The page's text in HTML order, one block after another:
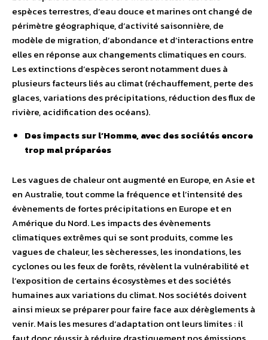
espèces terrestres, d’eau douce et marines ont changé de
périmètre géographique, d’activité saisonnière, de
modèle de migration, d’abondance et d’interactions entre
elles en réponse aux changements climatiques en cours.
Les extinctions d’espèces seront notamment dues à
plusieurs facteurs liés au climat (réchauffement, perte des
glaces, variations des précipitations, réduction des flux de
rivière, acidification des océans).
Des impacts sur l’Homme, avec des sociétés encore
trop mal préparées
Les vagues de chaleur ont augmenté en Europe, en Asie et
en Australie, tout comme la fréquence et l’intensité des
évènements de fortes précipitations en Europe et en
Amérique du Nord. Les impacts des évènements
climatiques extrêmes qui se sont produits, comme les
vagues de chaleur, les sècheresses, les inondations, les
cyclones ou les feux de forêts, révèlent la vulnérabilité et
l’exposition de certains écosystèmes et des sociétés
humaines aux variations du climat. Nos sociétés doivent
ainsi mieux se préparer pour faire face aux dérèglements à
venir. Mais les mesures d’adaptation ont leurs limites : il